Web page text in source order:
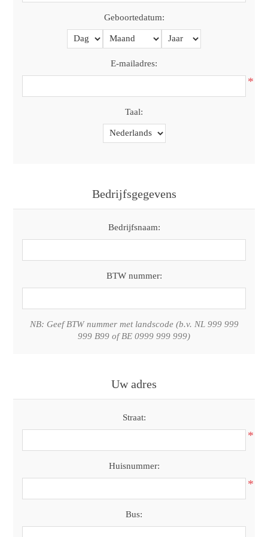
Geboortedatum:
E-mailadres:
*
Taal:
Bedrijfsgegevens
Bedrijfsnaam:
BTW nummer:
NB: Geef BTW nummer met landscode (b.v. NL 999 999
999 B99 of BE 0999 999 999)
Uw adres
Straat:
*
Huisnummer:
*
Bus: